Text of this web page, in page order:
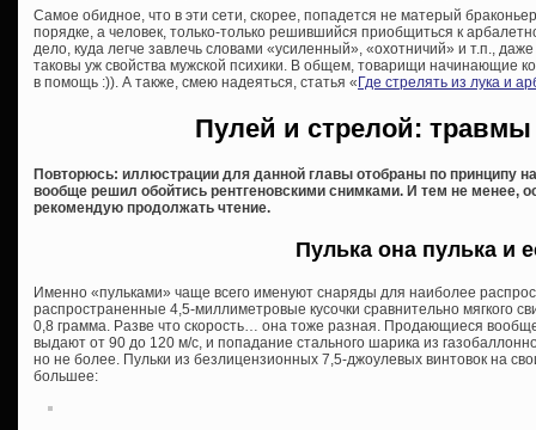
Самое обидное, что в эти сети, скорее, попадется не матерый
порядке, а человек, только-только решившийся приобщиться к
дело, куда легче завлечь словами «усиленный», «охотничий» и т.п.,
таковы уж свойства мужской психики. В общем, товарищи начинающие
в помощь :)). А также, смею надеяться, статья « Где стрелять из лука и
Пулей и стрелой: травмы
Повторюсь: иллюстрации для данной главы отобраны по принципу
вообще решил обойтись рентгеновскими снимками. И тем не менее,
рекомендую продолжать чтение.
Пулька она пулька и
Именно «пульками» чаще всего именуют снаряды для наиболее
распространенные 4,5-миллиметровые кусочки сравнительно мягкого
0,8 грамма. Разве что скорость… она тоже разная. Продающиеся
выдают от 90 до 120 м/с, и попадание стального шарика из
но не более. Пульки из безлицензионных 7,5-джоулевых винтовок на
большее: